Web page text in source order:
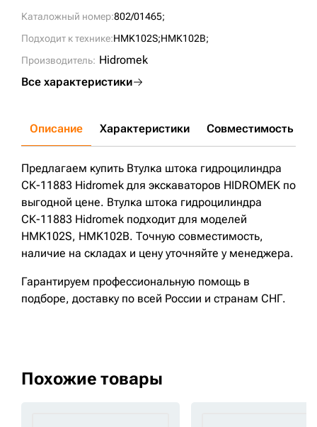
Каталожный номер:802/01465;
Подходит к технике:HMK102S;HMK102B;
Производитель: Hidromek
Все характеристики
Описание Характеристики Совместимость
Предлагаем купить Втулка штока гидроцилиндра
СК-11883 Hidromek для экскаваторов HIDROMEK по
выгодной цене. Втулка штока гидроцилиндра
СК-11883 Hidromek подходит для моделей
HMK102S, HMK102B. Точную совместимость,
наличие на складах и цену уточняйте у менеджера.
Гарантируем профессиональную помощь в
подборе, доставку по всей России и странам СНГ.
Похожие товары